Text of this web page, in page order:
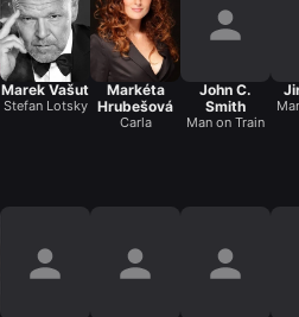
Marek Vašut
Stefan Lotsky
Markéta
Hrubešová
Carla
John C.
Smith
Man on Train